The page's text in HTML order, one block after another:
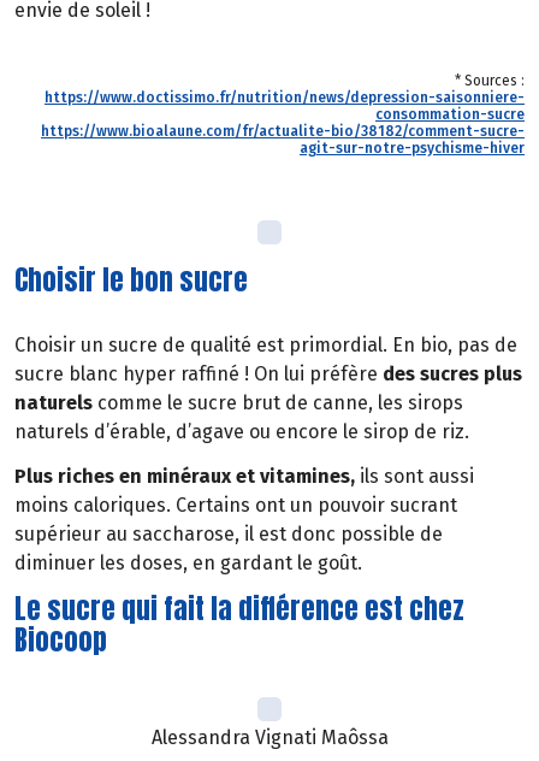
envie de soleil !
* Sources :
https://www.doctissimo.fr/nutrition/news/depression-saisonniere-
consommation-sucre
https://www.bioalaune.com/fr/actualite-bio/38182/comment-sucre-
agit-sur-notre-psychisme-hiver
Choisir le bon sucre
Choisir un sucre de qualité est primordial. En bio, pas de
sucre blanc hyper raffiné ! On lui préfère des sucres plus
naturels comme le sucre brut de canne, les sirops
naturels d’érable, d’agave ou encore le sirop de riz.
Plus riches en minéraux et vitamines, ils sont aussi
moins caloriques. Certains ont un pouvoir sucrant
supérieur au saccharose, il est donc possible de
diminuer les doses, en gardant le goût.
Le sucre qui fait la différence est chez
Biocoop
Alessandra Vignati Maôssa